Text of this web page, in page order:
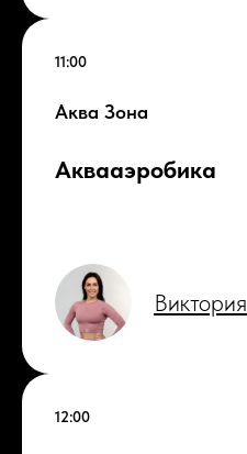
11:00
Аква Зона
Аквааэробика
Виктория
12:00